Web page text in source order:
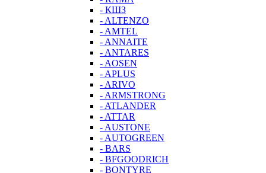
- КШЗ
- ALTENZO
- AMTEL
- ANNAITE
- ANTARES
- AOSEN
- APLUS
- ARIVO
- ARMSTRONG
- ATLANDER
- ATTAR
- AUSTONE
- AUTOGREEN
- BARS
- BFGOODRICH
- BONTYRE